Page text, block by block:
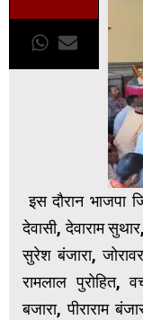
इस दौरान भाजपा
देवासी, देवाराम
सुरेश बंजारा,
रामलाल पुरोहित,
बजारा, पीराराम